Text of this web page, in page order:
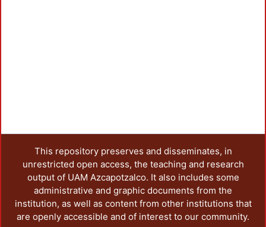
This repository preserves and disseminates, in
unrestricted open access, the teaching and research
output of UAM Azcapotzalco. It also includes some
administrative and graphic documents from the
institution, as well as content from other institutions that
are openly accessible and of interest to our community.